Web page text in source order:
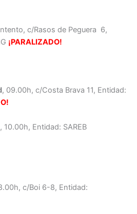
c/Rasos de Peguera 6,
¡PARALIZADO!
, 09.00h, c/Costa Brava 11, Entidad:
10.00h, Entidad: SAREB
c/Boi 6-8, Entidad: